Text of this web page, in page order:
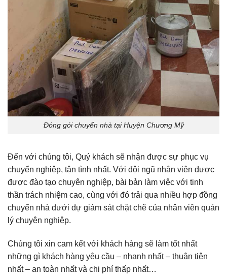
Đóng gói chuyển nhà tại Huyện Chương Mỹ
Đến với chúng tôi, Quý khách sẽ nhận được sự phục vụ
chuyển nghiệp, tận tình nhất. Với đội ngũ nhân viên được
được đào tạo chuyên nghiệp, bài bản làm việc với tinh
thần trách nhiệm cao, cùng với đó trải qua nhiều hợp đồng
chuyển nhà dưới dự giám sát chặt chẽ của nhân viên quản
lý chuyên nghiệp.
Chúng tôi xin cam kết với khách hàng sẽ làm tốt nhất
những gì khách hàng yêu cầu – nhanh nhất – thuận tiện
nhất – an toàn nhất và chi phí thấp nhất…